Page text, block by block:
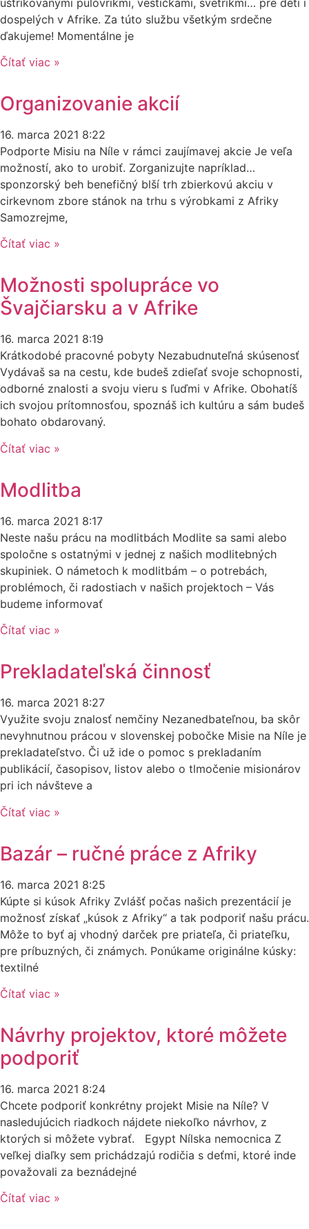
dospelých v Afrike. Za túto službu všetkým srdečne
ďakujeme! Momentálne je
Čítať viac »
Organizovanie akcií
16. marca 2021 8:22
Podporte Misiu na Níle v rámci zaujímavej akcie Je veľa
možností, ako to urobiť. Zorganizujte napríklad…
sponzorský beh benefičný blší trh zbierkovú akciu v
cirkevnom zbore stánok na trhu s výrobkami z Afriky
Samozrejme,
Čítať viac »
Možnosti spolupráce vo
Švajčiarsku a v Afrike
16. marca 2021 8:19
Krátkodobé pracovné pobyty Nezabudnuteľná skúsenosť
Vydávaš sa na cestu, kde budeš zdieľať svoje schopnosti,
odborné znalosti a svoju vieru s ľuďmi v Afrike. Obohatíš
ich svojou prítomnosťou, spoznáš ich kultúru a sám budeš
bohato obdarovaný.
Čítať viac »
Modlitba
16. marca 2021 8:17
Neste našu prácu na modlitbách Modlite sa sami alebo
spoločne s ostatnými v jednej z našich modlitebných
skupiniek. O námetoch k modlitbám – o potrebách,
problémoch, či radostiach v našich projektoch – Vás
budeme informovať
Čítať viac »
Prekladateľská činnosť
16. marca 2021 8:27
Využite svoju znalosť nemčiny Nezanedbateľnou, ba skôr
nevyhnutnou prácou v slovenskej pobočke Misie na Níle je
prekladateľstvo. Či už ide o pomoc s prekladaním
publikácií, časopisov, listov alebo o tlmočenie misionárov
pri ich návšteve a
Čítať viac »
Bazár – ručné práce z Afriky
16. marca 2021 8:25
Kúpte si kúsok Afriky Zvlášť počas našich prezentácií je
možnosť získať „kúsok z Afriky“ a tak podporiť našu prácu.
Môže to byť aj vhodný darček pre priateľa, či priateľku,
pre príbuzných, či známych. Ponúkame originálne kúsky:
textilné
Čítať viac »
Návrhy projektov, ktoré môžete
podporiť
16. marca 2021 8:24
Chcete podporiť konkrétny projekt Misie na Níle? V
nasledujúcich riadkoch nájdete niekoľko návrhov, z
ktorých si môžete vybrať. Egypt Nílska nemocnica Z
veľkej diaľky sem prichádzajú rodičia s deťmi, ktoré inde
považovali za beznádejné
Čítať viac »